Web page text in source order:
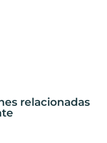
relacionadas